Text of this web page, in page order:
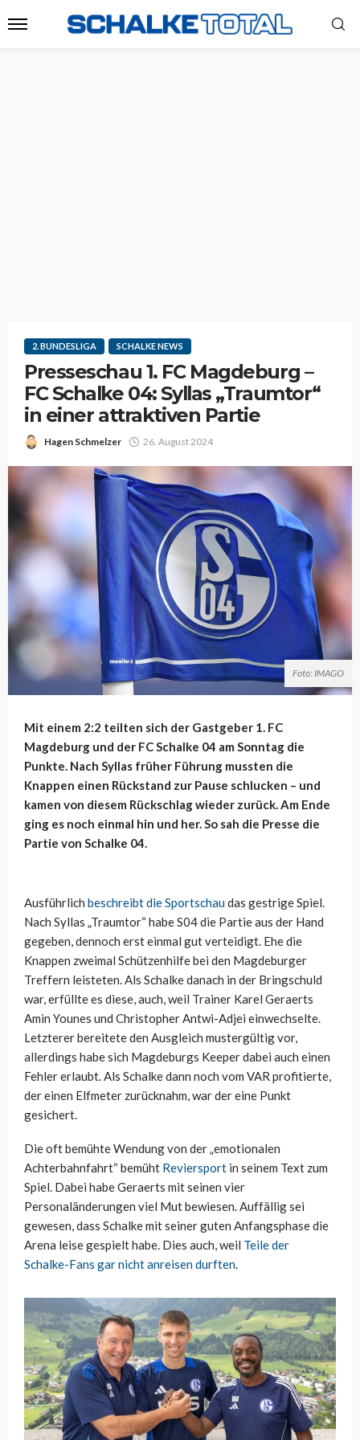
2. BUNDESLIGA SCHALKE NEWS
Presseschau 1. FC Magdeburg –
FC Schalke 04: Syllas „Traumtor“
in einer attraktiven Partie
Hagen Schmelzer 26. August 2024
Foto: IMAGO
Mit einem 2:2 teilten sich der Gastgeber 1. FC
Magdeburg und der FC Schalke 04 am Sonntag die
Punkte. Nach Syllas früher Führung mussten die
Knappen einen Rückstand zur Pause schlucken – und
kamen von diesem Rückschlag wieder zurück. Am Ende
ging es noch einmal hin und her. So sah die Presse die
Partie von Schalke 04.
Ausführlich beschreibt die Sportschaudas gestrige Spiel.
Nach Syllas „Traumtor“ habe S04 die Partie aus der Hand
gegeben, dennoch erst einmal gut verteidigt. Ehe die
Knappen zweimal Schützenhilfe bei den Magdeburger
Treffern leisteten. Als Schalke danach in der Bringschuld
war, erfüllte es diese, auch, weil Trainer Karel Geraerts
Amin Younes und Christopher Antwi-Adjei einwechselte.
Letzterer bereitete den Ausgleich mustergültig vor,
allerdings habe sich Magdeburgs Keeper dabei auch einen
Fehler erlaubt. Als Schalke dann noch vom VAR profitierte,
der einen Elfmeter zurücknahm, war der eine Punkt
gesichert.
Die oft bemühte Wendung von der „emotionalen
Achterbahnfahrt“ bemüht Reviersport in seinem Text zum
Spiel. Dabei habe Geraerts mit seinen vier
Personaländerungen viel Mut bewiesen. Auffällig sei
gewesen, dass Schalke mit seiner guten Anfangsphase die
Arena leise gespielt habe. Dies auch, weil Teile der
Schalke-Fans gar nicht anreisen durften.